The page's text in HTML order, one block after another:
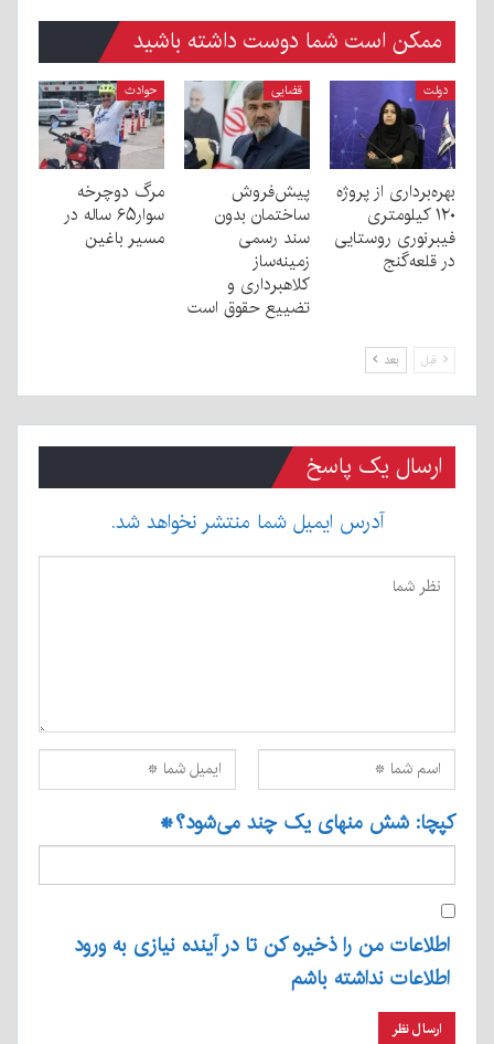
ممکن است شما دوست داشته باشید
دولت
بهره‌برداری از پروژه
۱۲۰ کیلومتری
فیبرنوری روستایی
در قلعه‌گنج
قضایی
پیش‌فروش
ساختمان بدون
سند رسمی
زمینه‌ساز
کلاهبرداری و
تضییع حقوق است
حوادث
مرگ دوچرخه
سوار۶۵ ساله در
مسیر باغین
قبل بعد
ارسال یک پاسخ
آدرس ایمیل شما منتشر نخواهد شد.
کپچا: شش منهای یک چند می‌شود؟*
اطلاعات من را ذخیره کن تا در آینده نیازی به ورود
اطلاعات نداشته باشم